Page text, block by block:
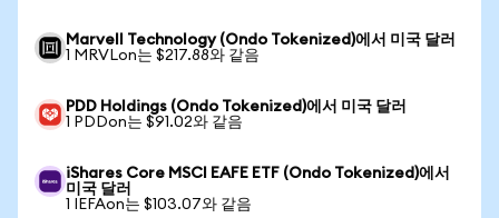
Marvell Technology (Ondo Tokenized)에서 미국 달러
1 MRVLon는 $217.88와 같음
PDD Holdings (Ondo Tokenized)에서 미국 달러
1 PDDon는 $91.02와 같음
iShares Core MSCI EAFE ETF (Ondo Tokenized)에서
미국 달러
1 IEFAon는 $103.07와 같음